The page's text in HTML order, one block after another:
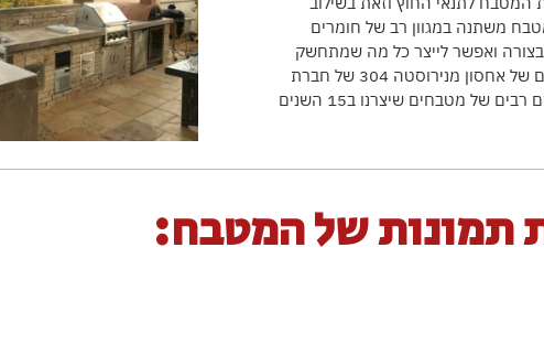
משתנה במגוון רב של חומרים
בצורה ואפשר לייצר כל מה שמתחשק
ללקוח. אופציה נוספת של המטבח המסורתי הוא גופים מודלריים של אחסון מנירוסטה 304 של חברת
SUNSTONE. הגלריה שלפניכם היא רק קצה הקרחון של אוספים רבים של מטבחים שיצרנו ב15 השנים
תמונות של המטבח: